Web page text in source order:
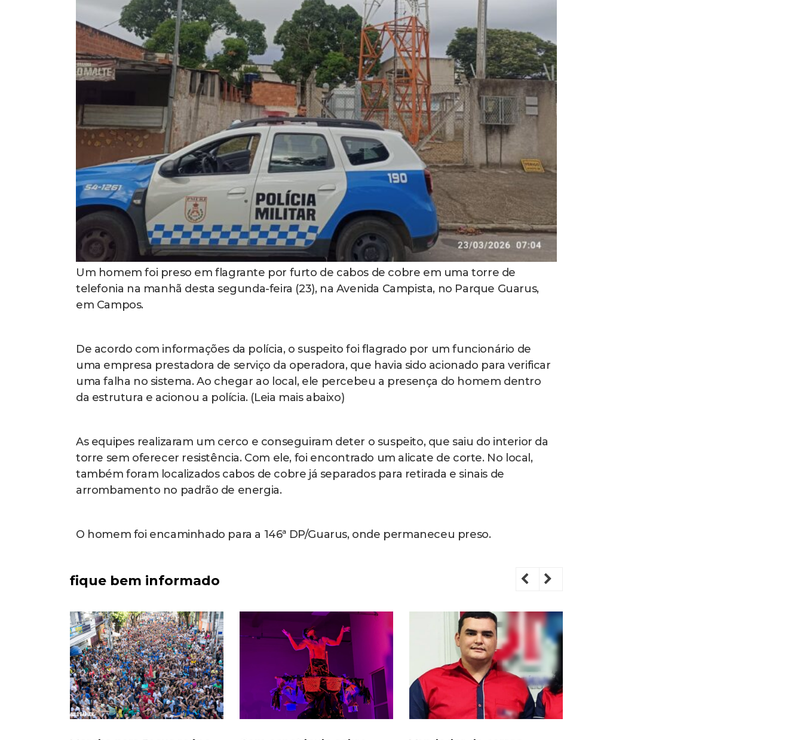
Um homem foi preso em flagrante por furto de cabos de cobre em uma torre de
telefonia na manhã desta segunda-feira (23), na Avenida Campista, no Parque Guarus,
em Campos.
De acordo com informações da polícia, o suspeito foi flagrado por um funcionário de
uma empresa prestadora de serviço da operadora, que havia sido acionado para verificar
uma falha no sistema. Ao chegar ao local, ele percebeu a presença do homem dentro
da estrutura e acionou a polícia. (Leia mais abaixo)
As equipes realizaram um cerco e conseguiram deter o suspeito, que saiu do interior da
torre sem oferecer resistência. Com ele, foi encontrado um alicate de corte. No local,
também foram localizados cabos de cobre já separados para retirada e sinais de
arrombamento no padrão de energia.
O homem foi encaminhado para a 146ª DP/Guarus, onde permaneceu preso.
fique bem informado Previous